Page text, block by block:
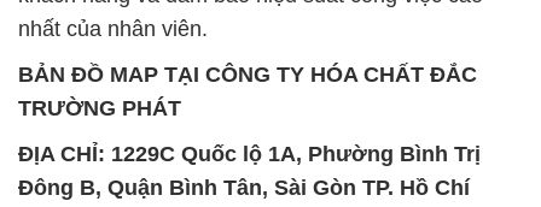
SẢN PHẨM TƯƠNG TỰ